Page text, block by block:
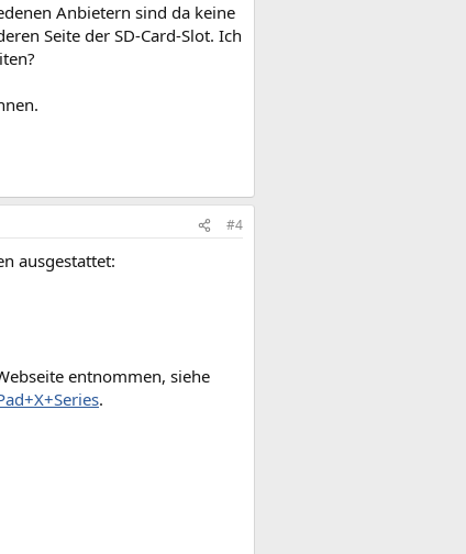
Anbietern sind da keine
Seite der SD-Card-Slot. Ich
#4
ausgestattet:
entnommen, siehe
.